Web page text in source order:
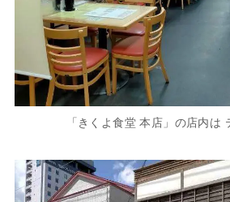
「きくよ食堂 本店」の店内は